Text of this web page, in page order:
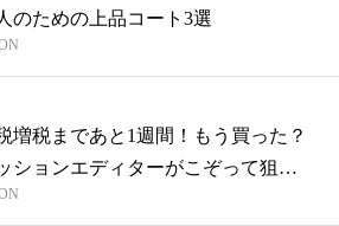
のための上品コート3選
増税まであと1週間！もう買った？
ションエディターがこぞって狙
...